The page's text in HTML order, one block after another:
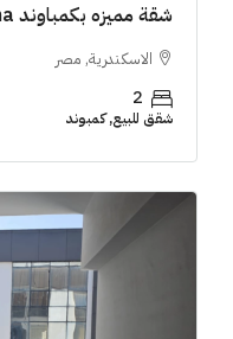
شقة مميزه بكمباوند 129m Grand View smouha
الاسكندرية, مصر
2
شقق للبيع, كمبوند